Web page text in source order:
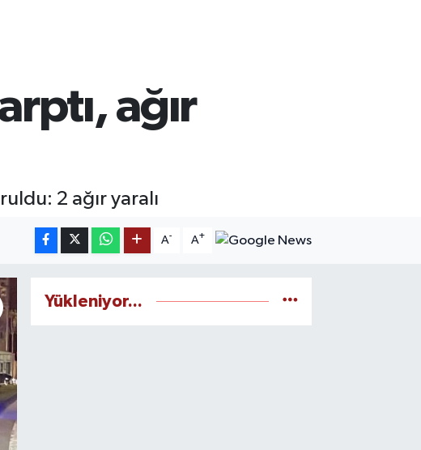
ağır
2 ağır yaralı
A- A+
Yükleniyor...